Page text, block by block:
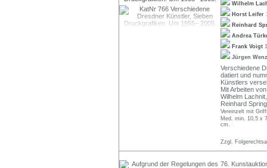
Wilhelm
Horst Leifer
Reinhard
Andrea
Frank Voigt
Jürgen
Verschiedene
datiert und
Künstlers
Mit Arbeiten
Wilhelm
Reinhard
Vereinzelt mit
Med. min. 10,5 x
cm.
Zzgl.
76.